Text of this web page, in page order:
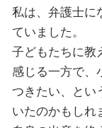
私は、弁護士に
ていました。
子どもたちに教
感じる一方で、
つきたい、とい
いたのかもしれ